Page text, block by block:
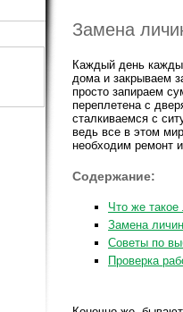
Замена
Каждый день
дома и закрываем
просто запираем
переплетена с
сталкиваемся с
ведь все в этом
необходим ремонт
Содержание:
Что же такое
Замена
Советы по
Проверка